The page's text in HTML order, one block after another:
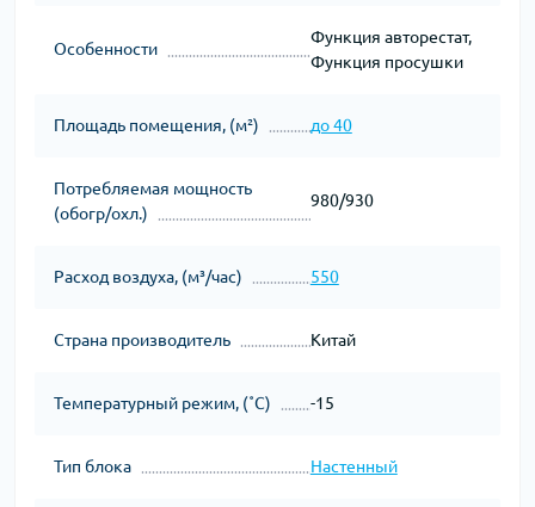
Особенности
Функция авторестат,
Функция просушки
Площадь помещения, (м²) до 40
Потребляемая мощность
(обогр/охл.)
980/930
Расход воздуха, (м³/час) 550
Страна производитель Китай
Температурный режим, (˚С) -15
Тип блока Настенный